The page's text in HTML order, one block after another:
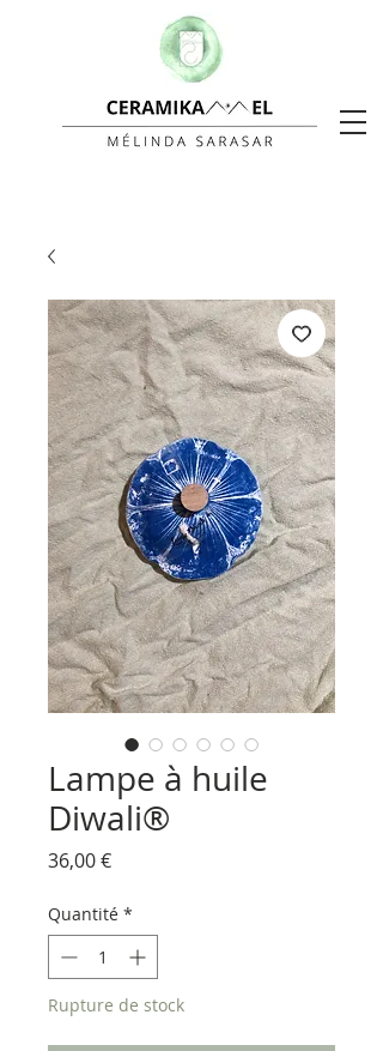
Lampe à huile
Diwali®
36,00 €Prix
Quantité *
Rupture de stock